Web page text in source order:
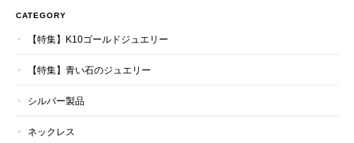
CATEGORY
【特集】K10ゴールドジュエリー
【特集】青い石のジュエリー
シルバー製品
ネックレス